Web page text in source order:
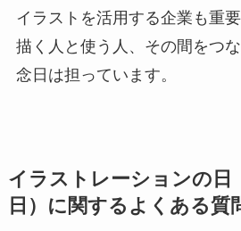
イラストを活用する企業も重要
描く人と使う人、その間をつ
念日は担っています。
イラストレーションの日
日）に関するよくある質